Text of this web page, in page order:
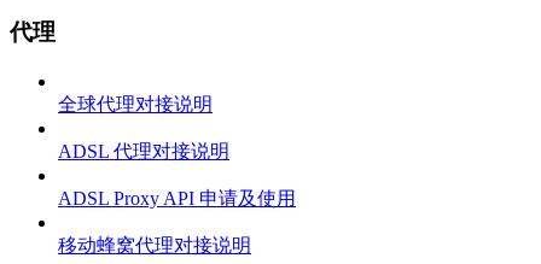
代理
全球代理对接说明
ADSL 代理对接说明
ADSL Proxy API 申请及使用
移动蜂窝代理对接说明